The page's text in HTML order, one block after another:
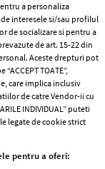
a personaliza
interesele si/sau profilul
de socializare si pentru a
de art. 15-22 din
Aceste drepturi pot
“ACCEPT TOATE”,
care implica inclusiv
de catre Vendor-ii cu
INDIVIDUAL” puteti
legate de cookie strict
pentru a oferi: